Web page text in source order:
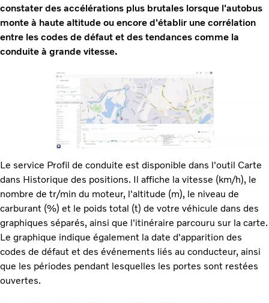
constater des accélérations plus brutales lorsque l'autobus
monte à haute altitude ou encore d'établir une corrélation
entre les codes de défaut et des tendances comme la
conduite à grande vitesse.
Le service Profil de conduite est disponible dans l'outil Carte
dans Historique des positions. Il affiche la vitesse (km/h), le
nombre de tr/min du moteur, l'altitude (m), le niveau de
carburant (%) et le poids total (t) de votre véhicule dans des
graphiques séparés, ainsi que l'itinéraire parcouru sur la carte.
Le graphique indique également la date d'apparition des
codes de défaut et des événements liés au conducteur, ainsi
que les périodes pendant lesquelles les portes sont restées
ouvertes.